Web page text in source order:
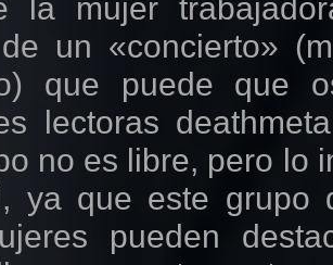
Libre
de sonido
al famosísimo
de compresión en
RAR. Ya estoy
algunos de los
la mujer
un «concierto»
que puede que
lectoras
no es libre, pero lo
ya que este grupo
pueden